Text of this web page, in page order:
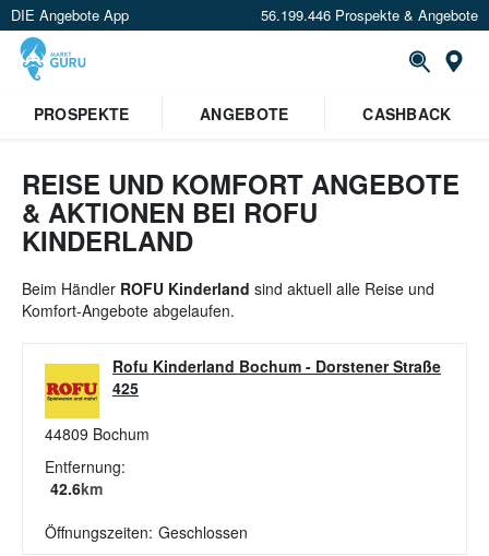
DIE Angebote App 56.199.446 Prospekte & Angebote
Standort festlegen
PROSPEKTE ANGEBOTE CASHBACK
REISE UND KOMFORT ANGEBOTE
& AKTIONEN BEI ROFU
KINDERLAND
Beim Händler ROFU Kinderland sind aktuell alle Reise und
Komfort-Angebote abgelaufen.
Rofu Kinderland Bochum - Dorstener Straße
425
44809 Bochum
Entfernung:
42.6km
Öffnungszeiten: Geschlossen